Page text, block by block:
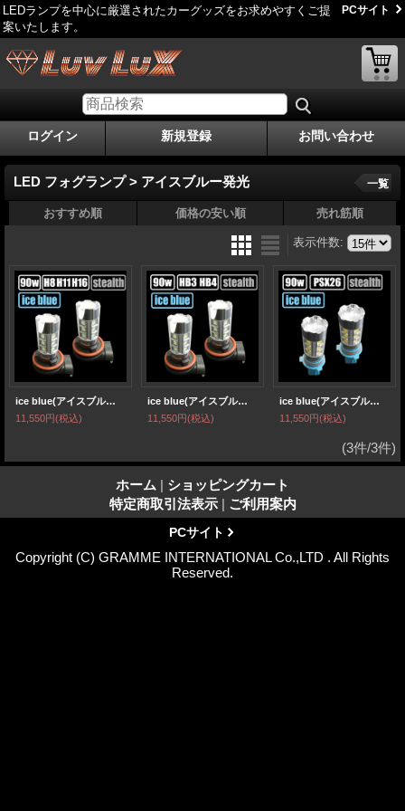
LEDランプを中心に厳選されたカーグッズをお求めやすくご提
案いたします。
PCサイト
ログイン 新規登録 お問い合わせ
LED フォグランプ > アイスブルー発光 一覧
おすすめ順 価格の安い順 売れ筋順
表示件数:
ice blue(アイスブルー)90w H8/H11/H16 フォグランプ
11,550円(税込)
ice blue(アイスブルー)90w HB3HB4 フォグランプ
11,550円(税込)
ice blue(アイスブルー)90w PSX26 フォグランプ
11,550円(税込)
(3件/3件)
ホーム | ショッピングカート
特定商取引法表示 | ご利用案内
PCサイト
Copyright (C) GRAMME INTERNATIONAL Co.,LTD . All Rights
Reserved.